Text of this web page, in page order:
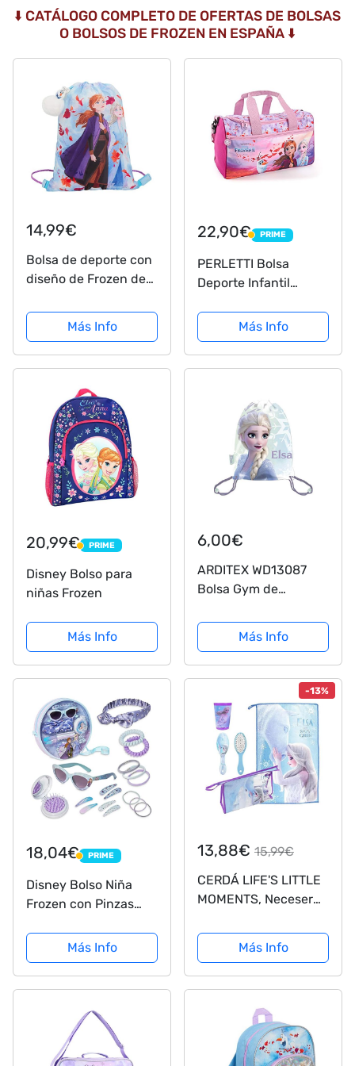
⬇️ CATÁLOGO COMPLETO DE OFERTAS DE BOLSAS
O BOLSOS DE FROZEN EN ESPAÑA ⬇️
14,99€
Bolsa de deporte con
diseño de Frozen de
Elsa Anna, con llavero
Olaf, azul (Azul) -
LBAMZMPN1534
Más Info
22,90€ PRIME
PRIME
PERLETTI Bolsa
Deporte Infantil
Bandolera - Bolso
Deportivo para Niñas
Viajes y Tiempo Libre
Ana - Mochila
Gimnasio...
Más Info
20,99€ PRIME
PRIME
Disney Bolso para
niñas Frozen
Más Info
6,00€
ARDITEX WD13087
Bolsa Gym de
Frozen II
Más Info
18,04€ PRIME
PRIME
Disney Bolso Niña
Frozen con Pinzas
Pelo NiñaMás Info
-13%
13,88€ 15,99€
CERDÁ LIFE'S LITTLE
MOMENTS, Neceser
Frozen II-Licencia
Oficial Disney para
Niñas, Azul,
Especialmente
recomendado 2 a 8
Más Info